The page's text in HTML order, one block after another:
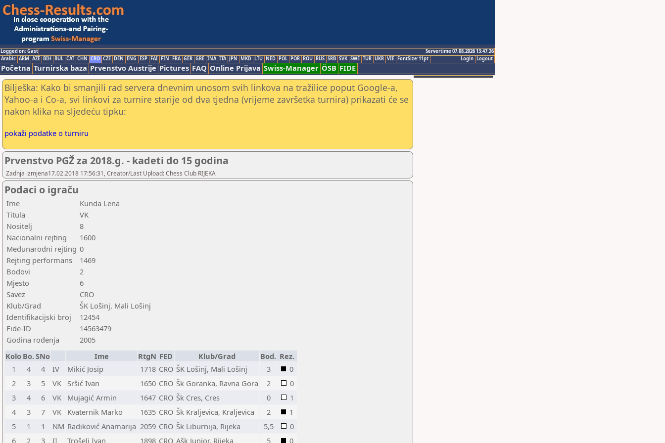
Logged on: Gast
Servertime 07.08.2026 13:47:26
Logout
Login
Arabic ARM AZE BIH BUL CAT CHN CRO CZE DEN ENG ESP FAI FIN FRA GER GRE INA ITA JPN MKD LTU NED POL POR ROU RUS SRB SVK SWE TUR UKR VIE FontSize:11pt
Početna Turnirska baza Prvenstvo Austrije Pictures FAQ Online Prijava Swiss-Manager ÖSB FIDE
Bilješka: Kako bi smanjili rad servera dnevnim unosom svih linkova na tražilice poput Google-a,
Yahoo-a i Co-a, svi linkovi za turnire starije od dva tjedna (vrijeme završetka turnira) prikazati će se
nakon klika na sljedeću tipku:
pokaži podatke o turniru
Prvenstvo PGŽ za 2018.g. - kadeti do 15 godina
Zadnja izmjena17.02.2018 17:56:31, Creator/Last Upload: Chess Club RIJEKA
Podaci o igraču
Ime
Kunda Lena
Titula
VK
Nositelj
8
Nacionalni rejting
1600
Međunarodni rejting 0
Rejting performans
1469
Bodovi
2
Mjesto
6
Savez
CRO
Klub/Grad
ŠK Lošinj, Mali Lošinj
Identifikacijski broj
12454
Fide-ID
14563479
Godina rođenja
2005
Kolo Bo.SNo Ime RtgN FED Klub/Grad Bod. Rez.
1
4 4 IV Mikić Josip 1718 CRO ŠK Lošinj, Mali Lošinj 3
0
2
3 5 VK Sršić Ivan 1650 CRO Šk Goranka, Ravna Gora 2
0
3
4 6 VK Mujagić Armin 1647 CRO Šk Cres, Cres 0
1
4
3 7 VK Kvaternik Marko 1635 CRO Šk Kraljevica, Kraljevica 2
1
5
1 1 NM Radiković Anamarija 2059 CRO Šk Liburnija, Rijeka 5,5
0
6
2 3 II Trošelj Ivan 1898 CRO Ašk Junior, Rijeka 5 0